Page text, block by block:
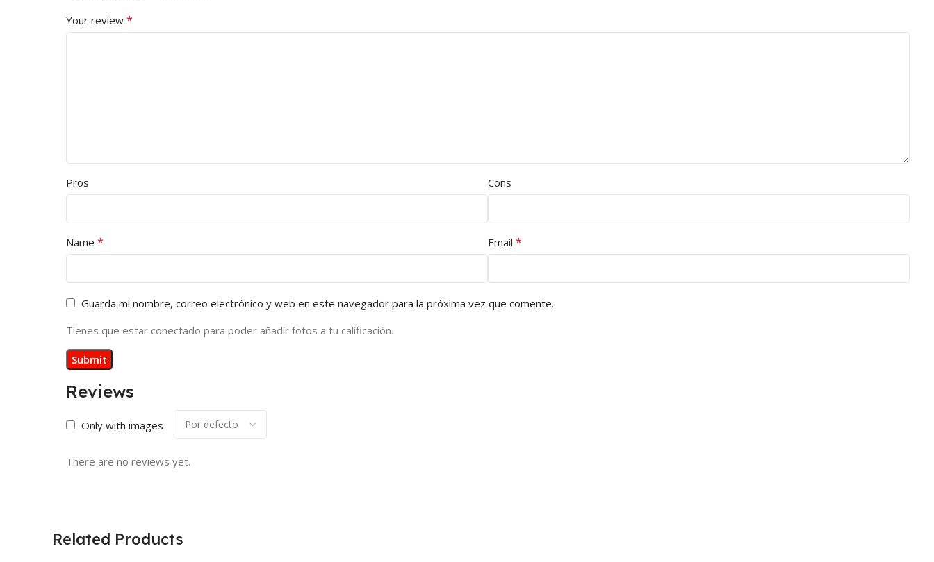
Reviews
Only with images
There are no reviews yet.
Your review *
Pros Cons
Name * Email *
Guarda mi nombre, correo electrónico y web en este navegador para la próxima vez que comente.
Tienes que estar conectado para poder añadir fotos a tu calificación.
Related Products